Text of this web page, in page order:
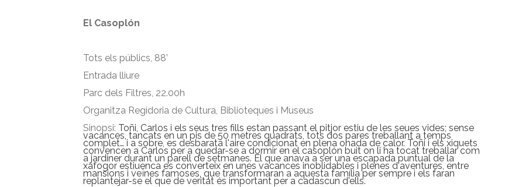
El Casoplón
Tots els públics, 88’
Entrada lliure
Parc dels Filtres, 22.00h
Organitza Regidoria de Cultura, Biblioteques i Museus
Sinopsi: Toñi, Carlos i els seus tres fills estan passant el pitjor estiu de les seues vides; sense
vacances, tancats en un pis de 50 metres quadrats, tots dos pares treballant a temps
complet… i a sobre, es desbarata l'aire condicionat en plena onada de calor. Toñi i els xiquets
convencen a Carlos per a quedar-se a dormir en el casoplón buit on li ha tocat treballar com
a jardiner durant un parell de setmanes. El que anava a ser una escapada puntual de la
xafogor estiuenca es converteix en unes vacances inoblidables i plenes d'aventures, entre
mansions i veïnes famoses, que transformaran a aquesta família per sempre i els faran
replantejar-se el que de veritat és important per a cadascun d'ells.